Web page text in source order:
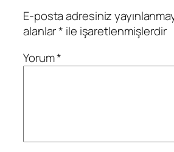
E-posta adresiniz
alanlar* ile işaretlenmişlerdir
Yorum*